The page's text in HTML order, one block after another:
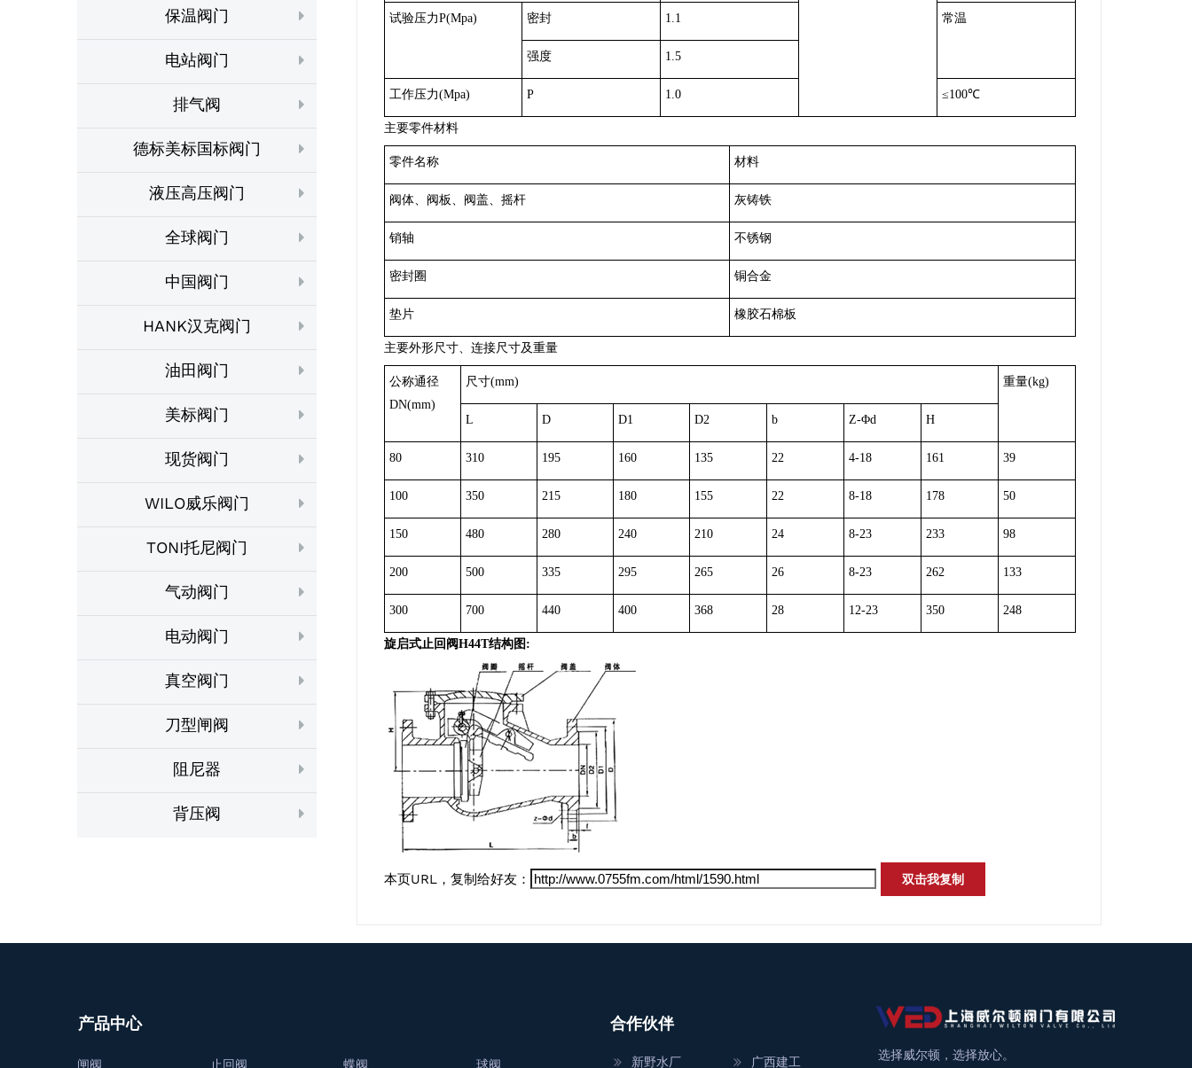
保温阀门
电站阀门
排气阀
德标美标国标阀门
液压高压阀门
全球阀门
中国阀门
HANK汉克阀门
油田阀门
美标阀门
现货阀门
WILO威乐阀门
TONI托尼阀门
气动阀门
电动阀门
真空阀门
刀型闸阀
阻尼器
背压阀
试验压力P(Mpa) 密封 1.1 常温
强度 1.5
工作压力(Mpa) P 1.0 ≤100℃
主要零件材料
零件名称 材料
阀体、阀板、阀盖、摇杆 灰铸铁
销轴 不锈钢
密封圈 铜合金
垫片 橡胶石棉板
主要外形尺寸、连接尺寸及重量
公称通径
DN(mm)
尺寸(mm) 重量(kg)
L D D1 D2 b Z-Φd H
80 310 195 160 135 22 4-18 161 39
100 350 215 180 155 22 8-18 178 50
150 480 280 240 210 24 8-23 233 98
200 500 335 295 265 26 8-23 262 133
300 700 440 400 368 28 12-23 350 248
旋启式止回阀H44T结构图:
本页URL，复制给好友： 双击我复制
产品中心
闸阀 止回阀 蝶阀 球阀
合作伙伴
新野水厂 广西建工 选择威尔顿，选择放心。